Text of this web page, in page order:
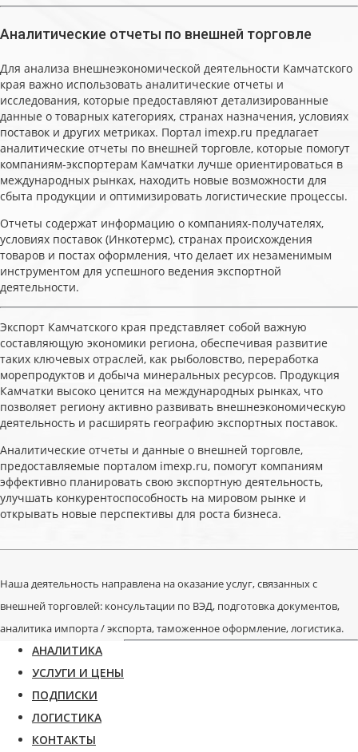
Аналитические отчеты по внешней торговле
Для анализа внешнеэкономической деятельности Камчатского
края важно использовать аналитические отчеты и
исследования, которые предоставляют детализированные
данные о товарных категориях, странах назначения, условиях
поставок и других метриках. Портал imexp.ru предлагает
аналитические отчеты по внешней торговле, которые помогут
компаниям-экспортерам Камчатки лучше ориентироваться в
международных рынках, находить новые возможности для
сбыта продукции и оптимизировать логистические процессы.
Отчеты содержат информацию о компаниях-получателях,
условиях поставок (Инкотермс), странах происхождения
товаров и постах оформления, что делает их незаменимым
инструментом для успешного ведения экспортной
деятельности.
Экспорт Камчатского края представляет собой важную
составляющую экономики региона, обеспечивая развитие
таких ключевых отраслей, как рыболовство, переработка
морепродуктов и добыча минеральных ресурсов. Продукция
Камчатки высоко ценится на международных рынках, что
позволяет региону активно развивать внешнеэкономическую
деятельность и расширять географию экспортных поставок.
Аналитические отчеты и данные о внешней торговле,
предоставляемые порталом imexp.ru, помогут компаниям
эффективно планировать свою экспортную деятельность,
улучшать конкурентоспособность на мировом рынке и
открывать новые перспективы для роста бизнеса.
Наша деятельность направлена на оказание услуг, связанных с
внешней торговлей: консультации по ВЭД, подготовка документов,
аналитика импорта / экспорта, таможенное оформление, логистика.
АНАЛИТИКА
УСЛУГИ И ЦЕНЫ
ПОДПИСКИ
ЛОГИСТИКА
КОНТАКТЫ